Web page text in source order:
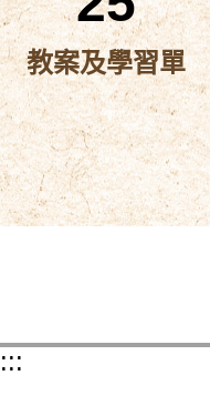
教案及學習單
:::